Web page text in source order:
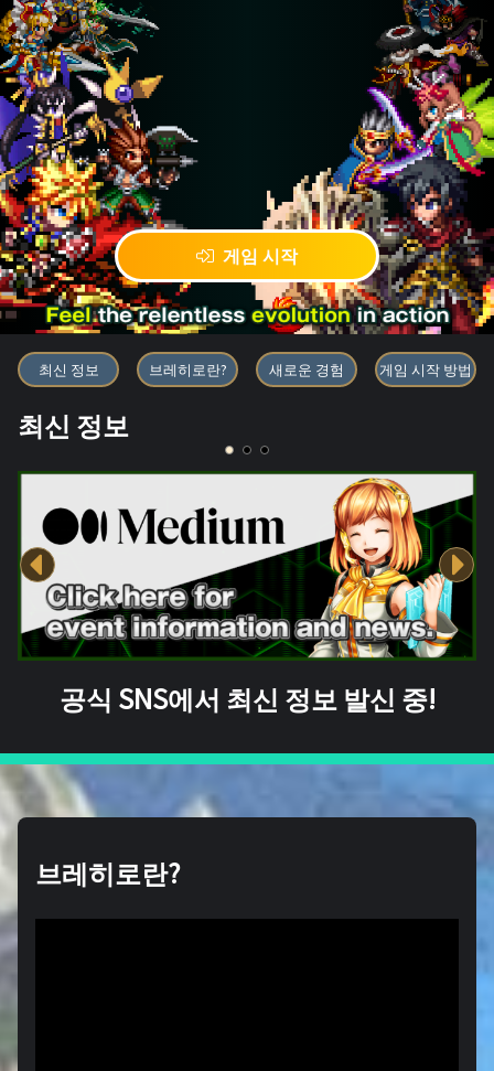
게임 시작
블록체인 게임 「BRAVE
최신 정보 브레히로란? 새로운 경험 게임 시작 방법
최신 정보
공식 SNS에서 최신 정보 발신 중!
브레히로란?